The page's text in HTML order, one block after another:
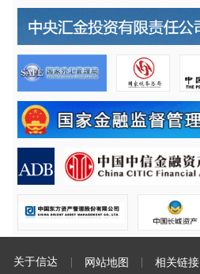
关于信达 网站地图 相关链接